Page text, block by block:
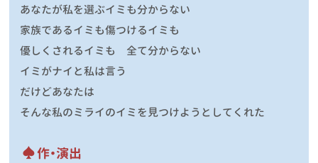
あなたが私を選ぶイミも分からない
家族であるイミも傷つけるイミも
優しくされるイミも 全て分からない
イミがナイと私は言う
だけどあなたは
そんな私のミライのイミを見つけようとしてくれた
作・演出